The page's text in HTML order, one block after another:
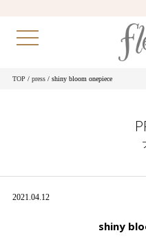
TOP / press/ shiny bloom onepiece
2021.04.12
shiny